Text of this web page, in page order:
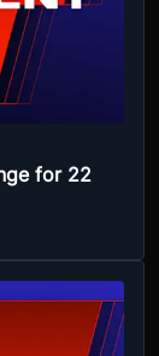
for 22